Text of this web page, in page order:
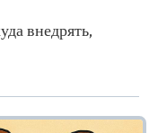
внедрять,